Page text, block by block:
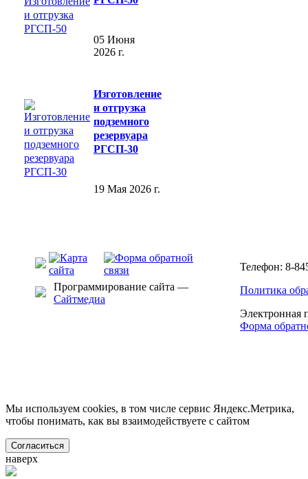
05 Июня
2026 г.
Изготовление
и отгрузка
подземного
резервуара
РГСП-30
19 Мая 2026 г.
Программирование сайта —
Сайтмедиа
Телефон: 8-
Политика
Электронная
Форма
Мы используем cookies, в том числе сервис Яндекс.Метрика,
чтобы понимать, как вы взаимодействуете с сайтом
Согласиться
наверх